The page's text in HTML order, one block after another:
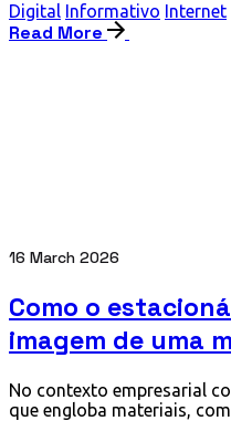
Digital Informativo Internet
Read More
16 March 2026
Como o
imagem de uma
No contexto empresarial
que engloba materiais,